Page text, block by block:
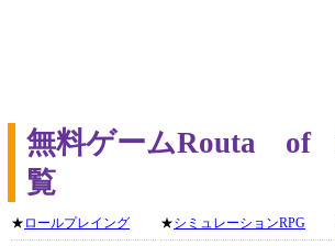
無料ゲームRouta of
覧
★ ロールプレイング ★シミュレーションRPG